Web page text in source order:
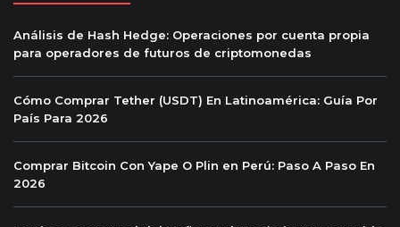
Análisis de Hash Hedge: Operaciones por cuenta propia
para operadores de futuros de criptomonedas
Cómo Comprar Tether (USDT) En Latinoamérica: Guía Por
País Para 2026
Comprar Bitcoin Con Yape O Plin en Perú: Paso A Paso En
2026